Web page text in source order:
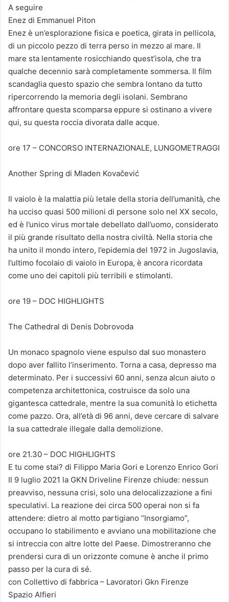
A seguire
Enez di Emmanuel Piton
Enez è un’esplorazione fisica e poetica, girata in pellicola,
di un piccolo pezzo di terra perso in mezzo al mare. Il
mare sta lentamente rosicchiando quest’isola, che tra
qualche decennio sarà completamente sommersa. Il film
scandaglia questo spazio che sembra lontano da tutto
ripercorrendo la memoria degli isolani. Sembrano
affrontare questa scomparsa eppure si ostinano a vivere
qui, su questa roccia divorata dalle acque.
ore 17 – CONCORSO INTERNAZIONALE, LUNGOMETRAGGI
Another Spring di Mladen Kovačević
Il vaiolo è la malattia più letale della storia dell’umanità, che
ha ucciso quasi 500 milioni di persone solo nel XX secolo,
ed è l’unico virus mortale debellato dall’uomo, considerato
il più grande risultato della nostra civiltà. Nella storia che
ha unito il mondo intero, l’epidemia del 1972 in Jugoslavia,
l’ultimo focolaio di vaiolo in Europa, è ancora ricordata
come uno dei capitoli più terribili e stimolanti.
ore 19 – DOC HIGHLIGHTS
The Cathedral di Denis Dobrovoda
Un monaco spagnolo viene espulso dal suo monastero
dopo aver fallito l’inserimento. Torna a casa, depresso ma
determinato. Per i successivi 60 anni, senza alcun aiuto o
competenza architettonica, costruisce da solo una
gigantesca cattedrale, mentre la sua comunità lo etichetta
come pazzo. Ora, all’età di 96 anni, deve cercare di salvare
la sua cattedrale illegale dalla demolizione.
ore 21.30 – DOC HIGHLIGHTS
E tu come stai? di Filippo Maria Gori e Lorenzo Enrico Gori
Il 9 luglio 2021 la GKN Driveline Firenze chiude: nessun
preavviso, nessuna crisi, solo una delocalizzazione a fini
speculativi. La reazione dei circa 500 operai non si fa
attendere: dietro al motto partigiano “Insorgiamo”,
occupano lo stabilimento e avviano una mobilitazione che
si intreccia con altre lotte del Paese. Dimostreranno che
prendersi cura di un orizzonte comune è anche il primo
passo per la cura di sé.
con Collettivo di fabbrica – Lavoratori Gkn Firenze
Spazio Alfieri